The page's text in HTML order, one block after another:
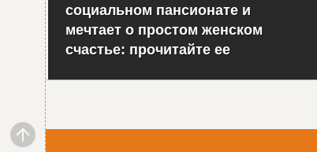
социальном пансионате и
мечтает о простом женском
счастье: прочитайте ее